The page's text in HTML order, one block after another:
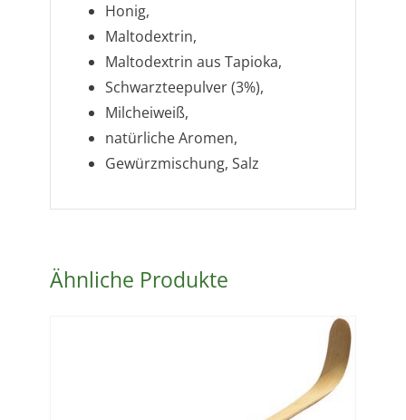
Honig,
Maltodextrin,
Maltodextrin aus Tapioka,
Schwarzteepulver (3%),
Milcheiweiß,
natürliche Aromen,
Gewürzmischung, Salz
Ähnliche Produkte